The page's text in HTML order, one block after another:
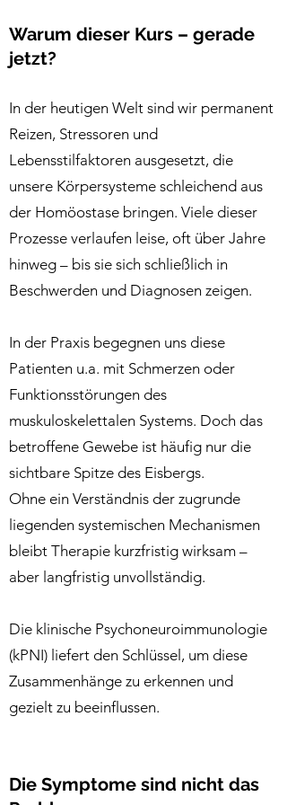
Warum dieser Kurs – gerade
jetzt?
In der heutigen Welt sind wir permanent
Reizen, Stressoren und
Lebensstilfaktoren ausgesetzt, die
unsere Körpersysteme schleichend aus
der Homöostase bringen. Viele dieser
Prozesse verlaufen leise, oft über Jahre
hinweg – bis sie sich schließlich in
Beschwerden und Diagnosen zeigen.
In der Praxis begegnen uns diese
Patienten u.a. mit Schmerzen oder
Funktionsstörungen des
muskuloskelettalen Systems. Doch das
betroffene Gewebe ist häufig nur die
sichtbare Spitze des Eisbergs.
Ohne ein Verständnis der zugrunde
liegenden systemischen Mechanismen
bleibt Therapie kurzfristig wirksam –
aber langfristig unvollständig.
Die klinische Psychoneuroimmunologie
(kPNI) liefert den Schlüssel, um diese
Zusammenhänge zu erkennen und
gezielt zu beeinflussen.
Die Symptome sind nicht das